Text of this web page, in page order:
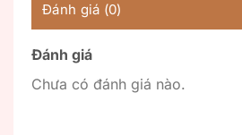
Đánh giá (0)
Đánh giá
Chưa có đánh giá nào.